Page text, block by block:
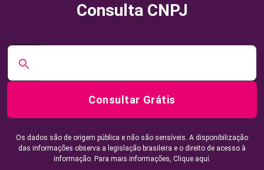
Consulta CNPJ
Consultar Grátis
Os dados são de origem pública e não são sensíveis. A disponibilização
das informações observa a legislação brasileira e o direito de acesso à
informação. Para mais informações, Clique aqui.